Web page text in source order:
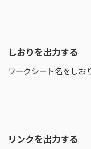
しおりを出力する
ワークシート名をしお
リンクを出力する